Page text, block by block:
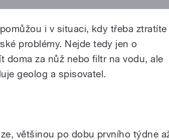
i v situaci, kdy třeba ztratíte
problémy. Nejde tedy jen o
doma za nůž nebo filtr na vodu, ale
geolog a spisovatel.
většinou po dobu prvního týdne